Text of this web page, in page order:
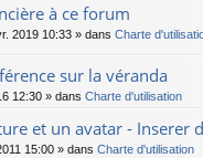
à ce forum
2019 10:33 » dans Charte
sur la véranda
12:30 » dans Charte d'utilisation
et un avatar - Inserer
15:00 » dans Charte d'utilisation